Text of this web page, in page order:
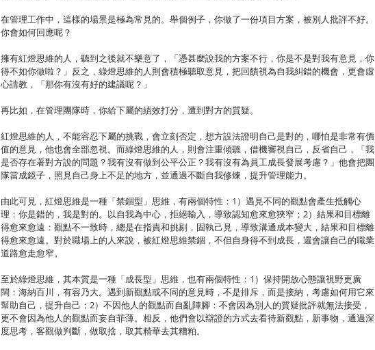
在管理工作中，這樣的場景是極為常見的。舉個例子，你做了一份項目方案，被別人批評不好。
你會如何回應呢？
擁有紅燈思維的人，聽到之後就不樂意了，「憑甚麼說我的方案不行，你是不是對我有意見，你
得不如你做啦？」反之，綠燈思維的人則會積極聽取意見，把回饋視為自我糾錯的機會，更會虛
心請教，「那你有沒有好的建議呢？」
再比如，在管理團隊時，你給下屬的績效打分，遭到對方的質疑。
紅燈思維的人，不能容忍下屬的挑戰，會立刻否定，想方設法證明自己是對的，哪怕是非常有價
值的意見，他也會全部忽視。而綠燈思維的人，則會注重傾聽，借機審視自己，反省自己，「我
是否存在著對方說的問題？我有沒有做到公平公正？我有沒有為員工成長發展考慮？」他會把團
隊當成鏡子，照見自己身上不足的地方，並通過不斷自我修煉，提升管理能力。
由此可見，紅燈思維是一種「禁錮型」思維，有兩個特性：1）遇見不同的觀點會產生抵觸心
理：你是錯的，我是對的。以自我為中心，拒絕輸入，導致認知愈來愈狹窄；2）結果和目標離
得愈來愈遠：觀點不一致時，總是在指責和挑剔，固執己見，導致溝通成本變大，結果和目標離
得愈來愈遠。對於職場上的人來說，被紅燈思維禁錮，不但自身得不到成長，還會讓自己的職業
道路愈走愈窄。
至於綠燈思維，其本質是一種「成長型」思維，也有兩個特性：1）保持開放心態讓視野更廣
闊：海納百川，有容乃大。遇到新觀點或不同的意見時，不是排斥，而是接納，考慮如何用它來
幫助自己，提升自己；2）不因他人的觀點而自亂陣腳：不會因為別人的質疑批評就無法接受，
更不會因為他人的觀點而妄自菲薄。相反，他們會以辯證的方式去看待新觀點，新事物，通過深
度思考，客觀做判斷，做取捨，取其精華去其糟粕。